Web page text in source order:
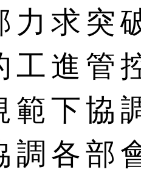
力求突
工進管
範下協
調各部